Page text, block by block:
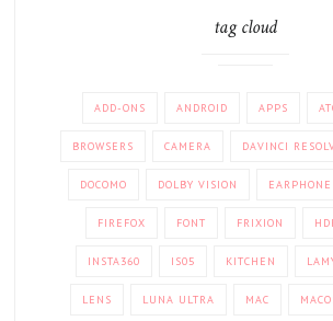
tag cloud
ADD-ONS ANDROID APPS
BROWSERS CAMERA DAVINCI
DOCOMO DOLBY VISION EARPHONE
FIREFOX FONT FRIXION
INSTA360 IS05 KITCHEN
LENS LUNA ULTRA MAC